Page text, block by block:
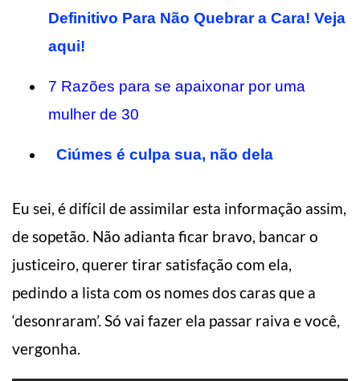
Definitivo Para Não Quebrar a Cara! Veja
aqui!
7 Razões para se apaixonar por uma
mulher de 30
Ciúmes é culpa sua, não dela
Eu sei, é difícil de assimilar esta informação assim,
de sopetão. Não adianta ficar bravo, bancar o
justiceiro, querer tirar satisfação com ela,
pedindo a lista com os nomes dos caras que a
‘desonraram’. Só vai fazer ela passar raiva e você,
vergonha.